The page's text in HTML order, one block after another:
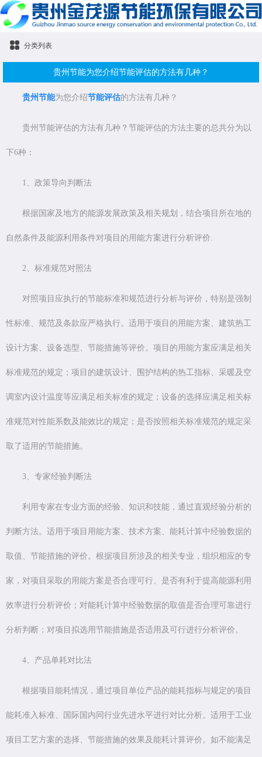
分类列表
贵州节能为您介绍节能评估的方法有几种？
贵州节能为您介绍节能评估的方法有几种？
贵州节能评估的方法有几种？节能评估的方法主要的总共分为以
下6种：
1、政策导向判断法
根据国家及地方的能源发展政策及相关规划，结合项目所在地的
自然条件及能源利用条件对项目的用能方案进行分析评价.
2、标准规范对照法
对照项目应执行的节能标准和规范进行分析与评价，特别是强制
性标准、规范及条款应严格执行。适用于项目的用能方案、建筑热工
设计方案、设备选型、节能措施等评价。项目的用能方案应满足相关
标准规范的规定；项目的建筑设计、围护结构的热工指标、采暖及空
调室内设计温度等应满足相关标准的规定；设备的选择应满足相关标
准规范对性能系数及能效比的规定；是否按照相关标准规范的规定采
取了适用的节能措施。
3、专家经验判断法
利用专家在专业方面的经验、知识和技能，通过直观经验分析的
判断方法。适用于项目用能方案、技术方案、能耗计算中经验数据的
取值、节能措施的评价。根据项目所涉及的相关专业，组织相应的专
家，对项目采取的用能方案是否合理可行、是否有利于提高能源利用
效率进行分析评价；对能耗计算中经验数据的取值是否合理可靠进行
分析判断；对项目拟选用节能措施是否适用及可行进行分析评价。
4、产品单耗对比法
根据项目能耗情况，通过项目单位产品的能耗指标与规定的项目
能耗准入标准、国际国内同行业先进水平进行对比分析。适用于工业
项目工艺方案的选择、节能措施的效果及能耗计算评价。如不能满足